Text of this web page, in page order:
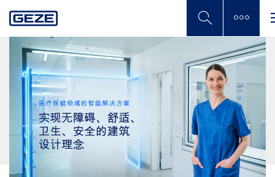
to
content